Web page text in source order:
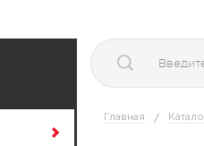
Главная /